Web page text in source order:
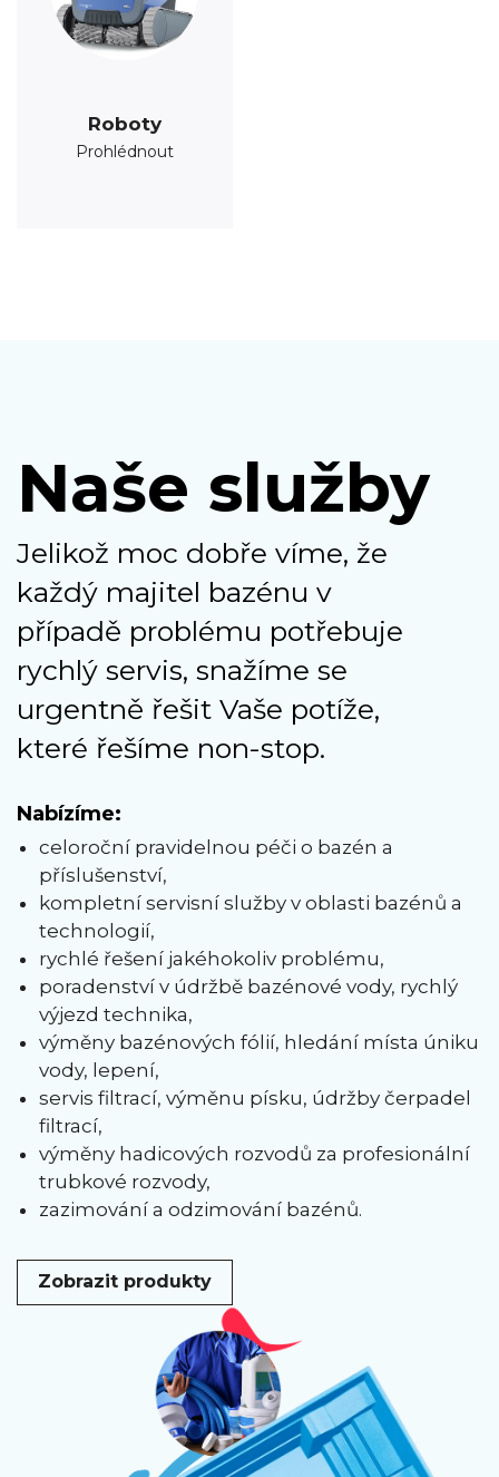
Roboty
Prohlédnout
Naše služby
Jelikož moc dobře víme, že
každý majitel bazénu v
případě problému potřebuje
rychlý servis, snažíme se
urgentně řešit Vaše potíže,
které řešíme non-stop.
Nabízíme:
celoroční pravidelnou péči o bazén a
příslušenství,
kompletní servisní služby v oblasti bazénů a
technologií,
rychlé řešení jakéhokoliv problému,
poradenství v údržbě bazénové vody, rychlý
výjezd technika,
výměny bazénových fólií, hledání místa úniku
vody, lepení,
servis filtrací, výměnu písku, údržby čerpadel
filtrací,
výměny hadicových rozvodů za profesionální
trubkové rozvody,
zazimování a odzimování bazénů.
Zobrazit produkty